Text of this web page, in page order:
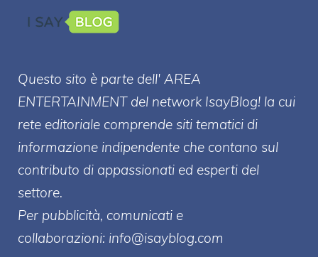
Questo sito è parte dell' AREA
ENTERTAINMENT del network IsayBlog! la cui
rete editoriale comprende siti tematici di
informazione indipendente che contano sul
contributo di appassionati ed esperti del
settore.
Per pubblicità, comunicati e
collaborazioni: info@isayblog.com